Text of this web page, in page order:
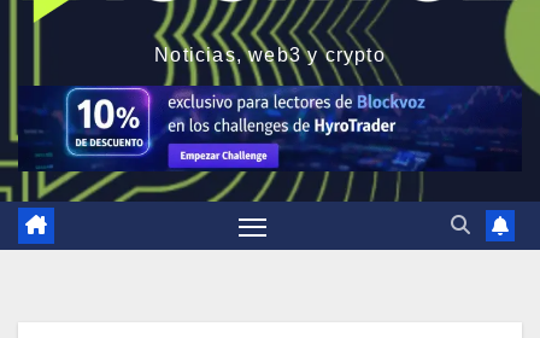
Noticias, web3 y crypto